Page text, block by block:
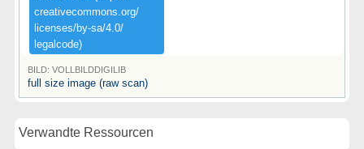
creativecommons.​org/​
licenses/​by-​sa/​4.​0/​
legalcode)​
BILD: VOLLBILDDIGILIB
full size image (raw scan)
Verwandte Ressourcen